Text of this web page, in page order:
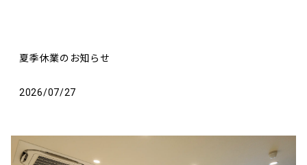
夏季休業のお知らせ
2026/07/27